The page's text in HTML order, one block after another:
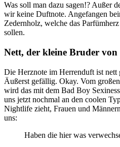
Was soll man dazu sagen!? Außer
wir keine Duftnote. Angefangen
Zedernholz, welche das
sollen.
Nett, der kleine Bruder
Die Herznote im Herrenduft ist
Äußerst gefällig. Okay. Vom
wird das mit dem Bad Boy
uns jetzt nochmal an den coolen
Nightlife zieht, Frauen und
uns:
Haben die hier was